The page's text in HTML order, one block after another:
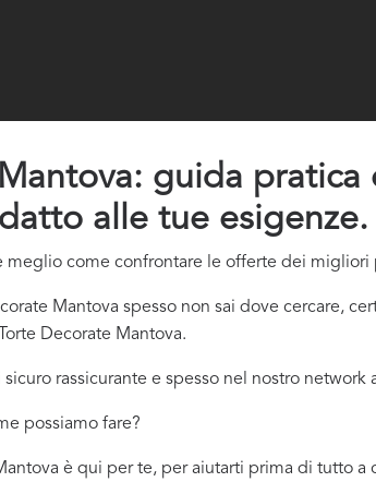
guida
alle tue esigenze.
meglio come confrontare le offerte dei
Mantova spesso non sai dove cercare,
Decorate Mantova.
rassicurante e spesso nel nostro network
possiamo fare?
è qui per te, per aiutarti prima di tutto